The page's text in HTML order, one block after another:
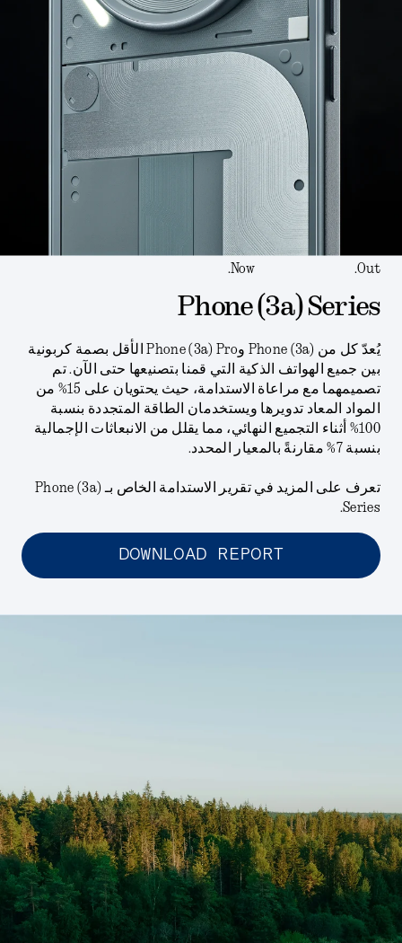
Out.
Now.
Phone (3a) Series
يُعدّ كل من Phone (3a) وPhone (3a) Pro الأقل بصمة كربونية
بين جميع الهواتف الذكية التي قمنا بتصنيعها حتى الآن. تم
تصميمهما مع مراعاة الاستدامة، حيث يحتويان على 15% من
المواد المعاد تدويرها ويستخدمان الطاقة المتجددة بنسبة
100% أثناء التجميع النهائي، مما يقلل من الانبعاثات الإجمالية
بنسبة 7% مقارنةً بالمعيار المحدد.
تعرف على المزيد في تقرير الاستدامة الخاص بـ Phone (3a)
Series.
DOWNLOAD REPORT